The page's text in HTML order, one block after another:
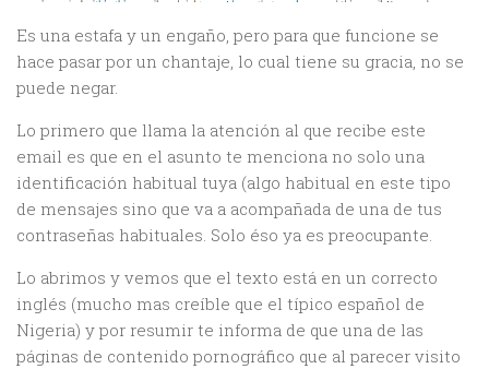
Es una estafa y un engaño, pero para que funcione se
hace pasar por un chantaje, lo cual tiene su gracia, no se
puede negar.
Lo primero que llama la atención al que recibe este
email es que en el asunto te menciona no solo una
identificación habitual tuya (algo habitual en este tipo
de mensajes sino que va a acompañada de una de tus
contraseñas habituales. Solo éso ya es preocupante.
Lo abrimos y vemos que el texto está en un correcto
inglés (mucho mas creíble que el típico español de
Nigeria) y por resumir te informa de que una de las
páginas de contenido pornográfico que al parecer visito